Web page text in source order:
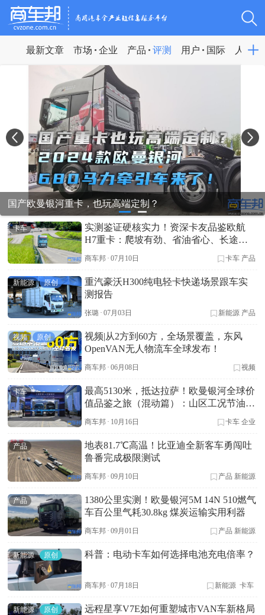
最新文章 市场 企业 产品 评测 用户 国际 人物
国产欧曼银河重卡，也玩高端定制？
卡车
实测鉴证硬核实力！资深卡友品鉴欧航
H7重卡：爬坡有劲、省油省心、长途好
商车邦 · 07月10日 卡车 产品
新能源 原创
重汽豪沃H300纯电轻卡快递场景跟车实
测报告
张璐 · 07月03日 新能源 产品
视频 原创
视频|从2方到60方，全场景覆盖，东风
OpenVAN无人物流车全球发布！
商车邦 · 06月08日 视频
卡车
最高5130米，抵达拉萨！欧曼银河全球价
值品鉴之旅（混动篇）：山区工况节油超
商车邦 · 10月16日 卡车 企业
产品
地表81.7℃高温！比亚迪全新客车勇闯吐
鲁番完成极限测试
商车邦 · 09月10日 产品 新能源
产品
1380公里实测！欧曼银河5M 14N 510燃气
车百公里气耗30.8kg 煤炭运输实用利器
商车邦 · 09月01日 产品 新能源
新能源 原创 科普：电动卡车如何选择电池充电倍率？
商车邦 · 07月18日 新能源 卡车
新能源 原创 远程星享V7E如何重塑城市VAN车新格局